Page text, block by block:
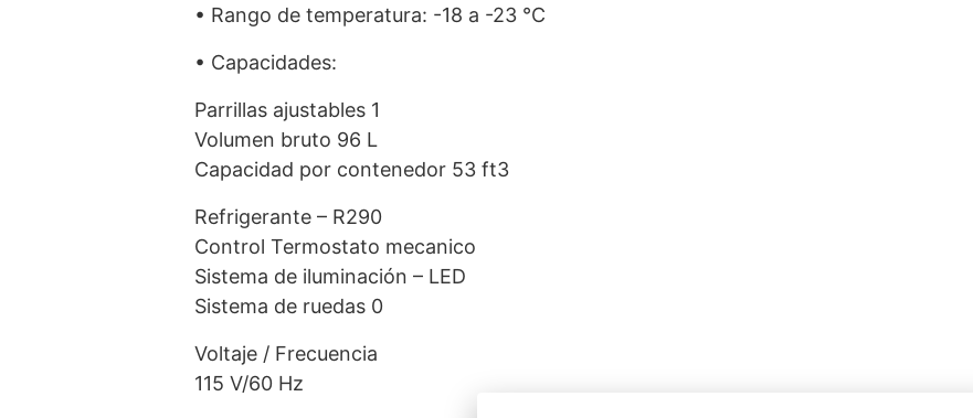
• Rango de temperatura: -18 a -23 °C
• Capacidades:
Parrillas ajustables 1
Volumen bruto 96 L
Capacidad por contenedor 53 ft3
Refrigerante – R290
Control Termostato mecanico
Sistema de iluminación – LED
Sistema de ruedas 0
Voltaje / Frecuencia
115 V/60 Hz